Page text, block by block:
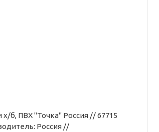
х/б, ПВХ "Точка" Россия // 67715
Россия //